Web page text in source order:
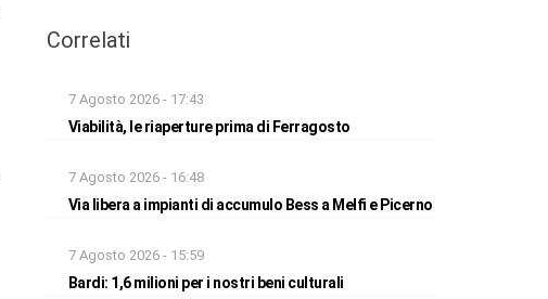
Correlati
7 Agosto 2026 - 17:43
Viabilità, le riaperture prima di Ferragosto
7 Agosto 2026 - 16:48
Via libera a impianti di accumulo Bess a Melfi e Picerno
7 Agosto 2026 - 15:59
Bardi: 1,6 milioni per i nostri beni culturali